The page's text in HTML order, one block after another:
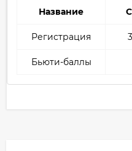
Название
Регистрация
Бьюти-баллы